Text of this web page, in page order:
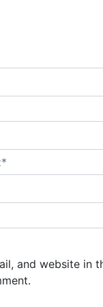
and website in